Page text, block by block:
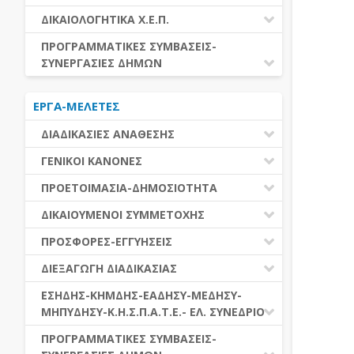
ΕΚΤΕΛΕΣΗ ΥΠΗΡΕΣΙΩΝ
ΕΚΤΕΛΕΣΗ ΠΡΟΜΗΘΕΙΩΝ
ΕΑΑΔΗΣΥ
ΕΑΔΗΣΥ
ΕΛ.ΣΥΝΕΔΡΙΟ
ΕΣΗΔΗΣ
ΔΙΚΑΙΟΛΟΓΗΤΙΚΑ Χ.Ε.Π.
ΔΙΚΑΙΟΛΟΓΗΤΙΚΑ Χ.Ε.Π.
ΠΡΟΓΡΑΜΜΑΤΙΚΕΣ ΣΥΜΒΑΣΕΙΣ-
ΣΥΝΕΡΓΑΣΙΕΣ ΔΗΜΩΝ
ΔΙΕΘΝΕΣ ΚΑΙ ΕΥΡΩΠΑΙΚΟ ΕΠΙΠΕΔΟ
ΠΡΟΓΡΑΜΜΑΤΙΚΕΣ ΣΥΜΒΑΣΕΙΣ
ΕΡΓΑ-ΜΕΛΕΤΕΣ
ΔΙΑΔΙΚΑΣΙΕΣ ΑΝΑΘΕΣΗΣ
ΔΙΑΔΙΚΑΣΙΕΣ ΑΝΑΘΕΣΗΣ
ΣΥΓΚΕΝΤΡΩΤΙΚΕΣ ΔΙΑΔΙΚΑΣΙΕΣ
ΑΝΑΘΕΣΗΣ
ΠΙΝΑΚΕΣ ΔΗΜΟΣΝΕΤ
ΓΕΝΙΚΟΙ ΚΑΝΟΝΕΣ
ΠΕΔΙΟ ΕΦΑΡΜΟΓΗΣ-ΕΝΑΡΞΗ ΙΣΧΥΟΣ
ΗΛΕΚΤΡΟΝΙΚΑ ΜΕΣΑ
ΓΕΝΙΚΕΣ ΑΡΧΕΣ ΚΑΙ ΚΑΝΟΝΕΣ
ΑΞΙΑ ΣΥΜΒΑΣΗΣ
ΕΙΔΗ ΣΥΜΒΑΣΕΩΝ
ΔΙΑΦΟΡΑ
ΠΡΟΕΤΟΙΜΑΣΙΑ-ΔΗΜΟΣΙΟΤΗΤΑ
ΓΝΩΜΟΔΟΤΙΚΑ ΟΡΓΑΝΑ-ΕΠΙΤΡΟΠΕΣ
ΠΡΟΕΤΟΙΜΑΣΙΑ
ΕΓΓΡΑΦΑ ΤΗΣ ΣΥΜΒΑΣΗΣ
ΔΗΜΟΣΙΕΥΣΕΙΣ
ΕΝΑΡΞΗ-ΠΡΟΘΕΣΜΙΕΣ
ΔΙΚΑΙΟΥΜΕΝΟΙ ΣΥΜΜΕΤΟΧΗΣ
ΔΙΚΑΙΟΥΜΕΝΟΙ ΣΥΜΜΕΤΟΧΗΣ
ΚΡΙΤΗΡΙΑ ΕΠΙΛΟΓΗΣ
ΛΟΓΟΙ ΑΠΟΚΛΕΙΣΜΟΥ
ΔΙΚΑΙΟΛΟΓΗΤΙΚΑ ΛΟΓΩΝ
ΑΠΟΚΛΕΙΣΜΟΥ & ΚΡΙΤΗΡΙΩΝ
ΕΠΙΛΟΓΗΣ
ΕΕΕΣ
ΠΡΟΣΦΟΡΕΣ-ΕΓΓΥΗΣΕΙΣ
ΕΓΓΥΗΣΕΙΣ
ΠΡΟΣΦΟΡΕΣ
ΔΙΕΞΑΓΩΓΗ ΔΙΑΔΙΚΑΣΙΑΣ
ΑΞΙΟΛΟΓΗΣΗ ΚΑΙ ΑΝΑΘΕΣΗ
ΑΠΟΤΕΛΕΣΜΑ ΔΙΑΔΙΚΑΣΙΑΣ
ΠΡΟΣΦΥΓΕΣ-ΕΝΣΤΑΣΕΙΣ
ΕΣΗΔΗΣ-ΚΗΜΔΗΣ-ΕΑΔΗΣΥ-ΜΕΔΗΣΥ-
ΜΗΠΥΔΗΣΥ-Κ.Η.Σ.Π.Α.Τ.Ε.- ΕΛ. ΣΥΝΕΔΡΙΟ
ΕΑΑΔΗΣΥ
ΠΡΟΓΡΑΜΜΑΤΙΚΕΣ ΣΥΜΒΑΣΕΙΣ-